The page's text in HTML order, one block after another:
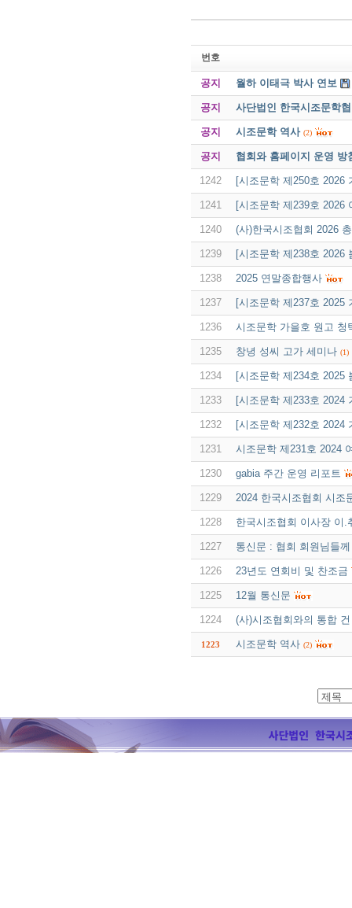
번호
공지 월하 이태극 박사 연보
공지 사단법인 한국시조문학
공지 시조문학 역사 (2)
공지 협회와 홈페이지 운영 방
1242 [시조문학 제250호 2026
1241 [시조문학 제239호 2026
1240 (사)한국시조협회 2026
1239 [시조문학 제238호 2026
1238 2025 연말종합행사
1237 [시조문학 제237호 2025
1236 시조문학 가을호 원고 청
1235 창녕 성씨 고가 세미나 (1)
1234 [시조문학 제234호 2025
1233 [시조문학 제233호 2024
1232 [시조문학 제232호 2024
1231 시조문학 제231호 2024
1230 gabia 주간 운영 리포트
1229 2024 한국시조협회 시조
1228 한국시조협회 이사장 이.
1227 통신문 : 협회 회원님들께
1226 23년도 연회비 및 찬조금
1225 12월 통신문
1224 (사)시조협회와의 통합 건
1223 시조문학 역사 (2)